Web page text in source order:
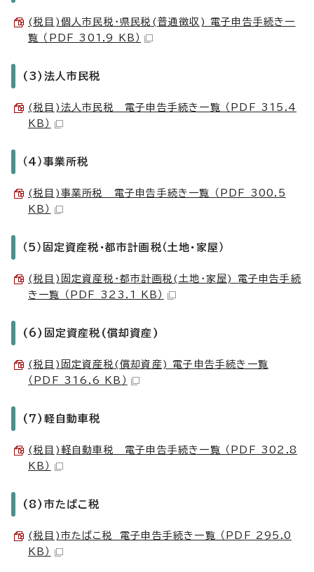
(税目)個人市民税・県民税(普通徴収) 電子申告手続き一
覧 （PDF 301.9 KB）
(3)法人市民税
(税目)法人市民税 電子申告手続き一覧 （PDF 315.4
KB）
（4）事業所税
(税目)事業所税 電子申告手続き一覧 （PDF 300.5
KB）
（5）固定資産税・都市計画税（土地・家屋）
(税目)固定資産税・都市計画税(土地・家屋) 電子申告手続
き一覧 （PDF 323.1 KB）
(6)固定資産税(償却資産)
(税目)固定資産税(償却資産) 電子申告手続き一覧
（PDF 316.6 KB）
(7)軽自動車税
(税目)軽自動車税 電子申告手続き一覧 （PDF 302.8
KB）
(8)市たばこ税
(税目)市たばこ税 電子申告手続き一覧 （PDF 295.0
KB）